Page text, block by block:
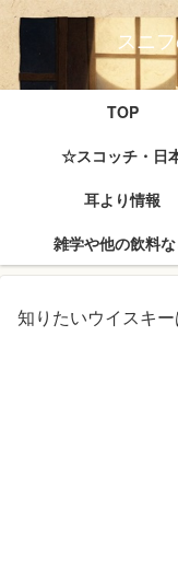
スニ
TOP
☆スコッチ・日
耳より情報
雑学や他の飲料
知りたいウイスキ